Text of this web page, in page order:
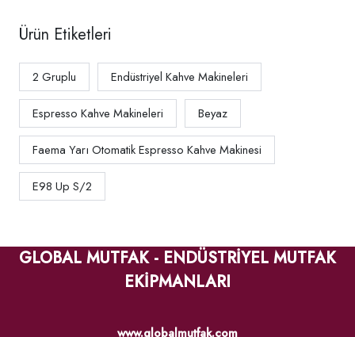
Ürün Etiketleri
2 Gruplu Endüstriyel Kahve Makineleri
Espresso Kahve Makineleri Beyaz
Faema Yarı Otomatik Espresso Kahve Makinesi
E98 Up S/2
GLOBAL MUTFAK - ENDÜSTRİYEL MUTFAK
EKİPMANLARI
www.globalmutfak.com